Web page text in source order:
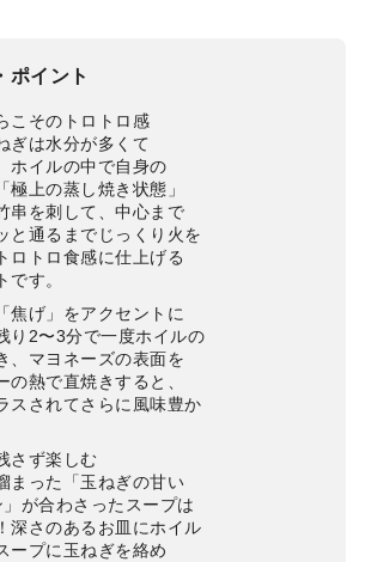
ポイント
こそのトロトロ感
ぎは水分が多くて
ホイルの中で自身の
上の蒸し焼き状態」
串を刺して、中心まで
通るまでじっくり火を
トロ食感に仕上げる
す。
焦げ」をアクセントに
り2〜3分で一度ホイルの
マヨネーズの表面を
熱で直焼きすると、
スされてさらに風味豊か
さず楽しむ
まった「玉ねぎの甘い
が合わさったスープは
深さのあるお皿にホイル
プに玉ねぎを絡め